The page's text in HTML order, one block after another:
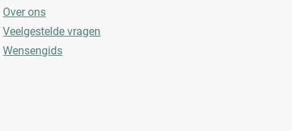
Over ons
Veelgestelde vragen
Wensengids